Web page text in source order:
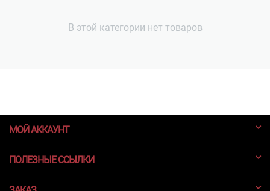
В этой категории нет товаров
МОЙ АККАУНТ
ПОЛЕЗНЫЕ ССЫЛКИ